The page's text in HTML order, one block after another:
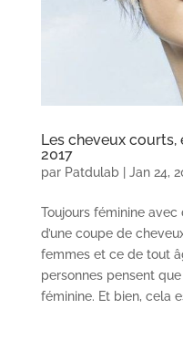
Les cheveux
2017
par Patdulab| Jan 24,
Toujours féminine avec
d’une coupe de
femmes et ce de tout
personnes pensent
féminine. Et bien, cela